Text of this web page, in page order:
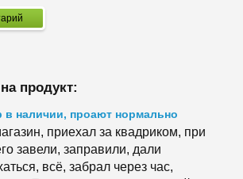
продукт:
в наличии, проают нормально
приехал за квадриком, при
завели, заправили, дали
всё, забрал через час,